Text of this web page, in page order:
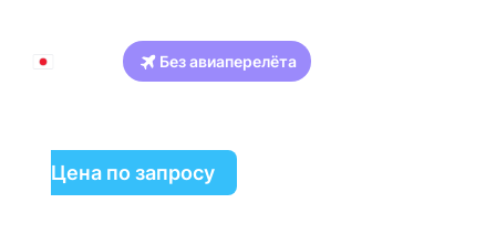
Без авиаперелёта
Цена по запросу